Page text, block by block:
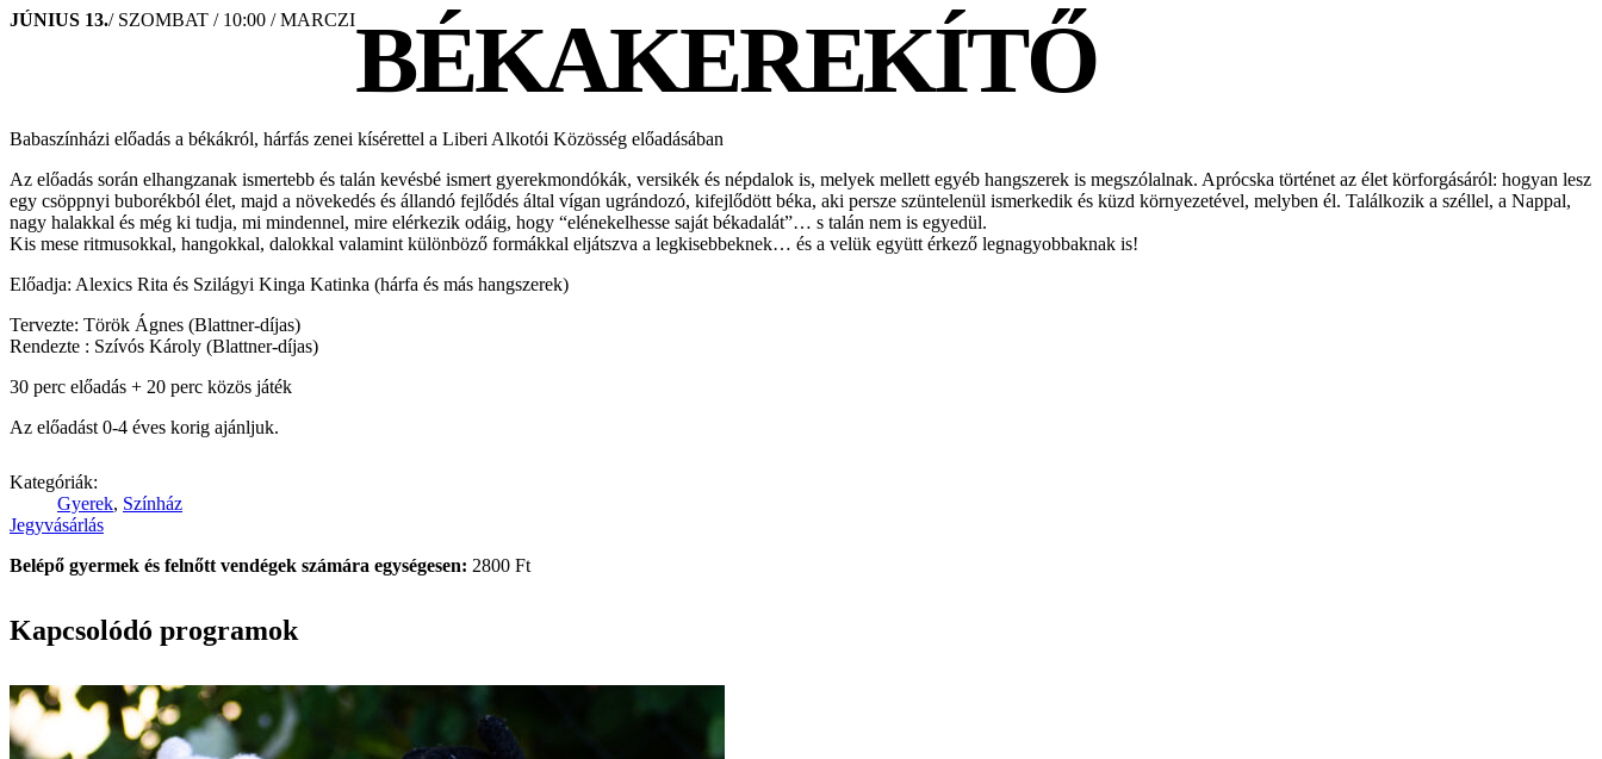
JÚNIUS 13./ SZOMBAT / 10:00 / MARCZIBÉKAKEREKÍTŐ
Babaszínházi előadás a békákról, hárfás zenei kísérettel a Liberi Alkotói Közösség előadásában
Az előadás során elhangzanak ismertebb és talán kevésbé ismert gyerekmondókák, versikék és népdalok is, melyek mellett egyéb hangszerek is megszólalnak. Aprócska történet az élet körforgásáról: hogyan lesz
egy csöppnyi buborékból élet, majd a növekedés és állandó fejlődés által vígan ugrándozó, kifejlődött béka, aki persze szüntelenül ismerkedik és küzd környezetével, melyben él. Találkozik a széllel, a Nappal,
nagy halakkal és még ki tudja, mi mindennel, mire elérkezik odáig, hogy “elénekelhesse saját békadalát”… s talán nem is egyedül.
Kis mese ritmusokkal, hangokkal, dalokkal valamint különböző formákkal eljátszva a legkisebbeknek… és a velük együtt érkező legnagyobbaknak is!
Előadja: Alexics Rita és Szilágyi Kinga Katinka (hárfa és más hangszerek)
Tervezte: Török Ágnes (Blattner-díjas)
Rendezte : Szívós Károly (Blattner-díjas)
30 perc előadás + 20 perc közös játék
Az előadást 0-4 éves korig ajánljuk.
Kategóriák:
Gyerek, Színház
Jegyvásárlás
Belépő gyermek és felnőtt vendégek számára egységesen: 2800 Ft
Kapcsolódó programok